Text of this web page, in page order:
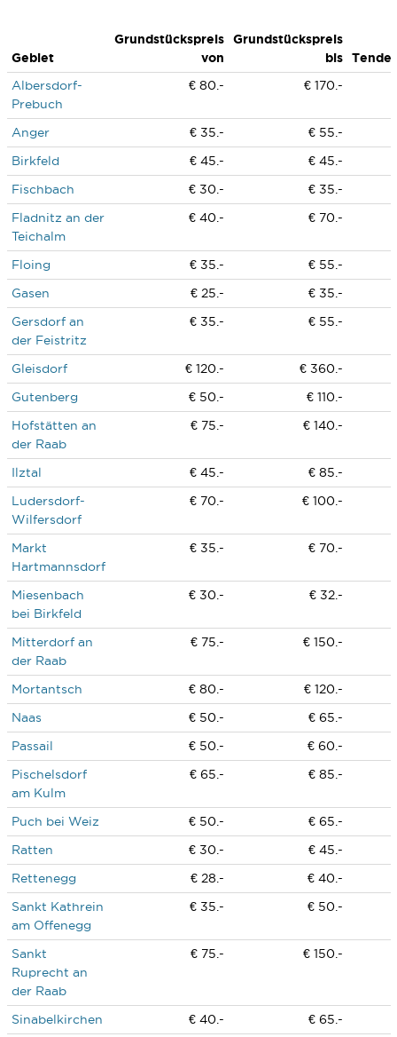
Gebiet
Grundstückspreis
von
Grundstückspreis
bis
Albersdorf-
Prebuch
€ 80.- € 170.-
Anger € 35.-
€ 55.-
Birkfeld
€ 45.-
€ 45.-
Fischbach
€ 30.-
€ 35.-
Fladnitz an der
Teichalm
€ 40.- € 70.-
Floing € 35.-
€ 55.-
Gasen
€ 25.-
€ 35.-
Gersdorf an
der Feistritz
€ 35.- € 55.-
Gleisdorf € 120.-
€ 360.-
Gutenberg
€ 50.-
€ 110.-
Hofstätten an
der Raab
€ 75.- € 140.-
Ilztal € 45.-
€ 85.-
Ludersdorf-
Wilfersdorf
€ 70.- € 100.-
Markt
Hartmannsdorf
€ 35.- € 70.-
Miesenbach
bei Birkfeld
€ 30.- € 32.-
Mitterdorf an
der Raab
€ 75.- € 150.-
Mortantsch € 80.-
€ 120.-
Naas
€ 50.-
€ 65.-
Passail
€ 50.-
€ 60.-
Pischelsdorf
am Kulm
€ 65.- € 85.-
Puch bei Weiz € 50.-
€ 65.-
Ratten
€ 30.-
€ 45.-
Rettenegg
€ 28.-
€ 40.-
Sankt Kathrein
am Offenegg
€ 35.- € 50.-
Sankt
Ruprecht an
der Raab
€ 75.- € 150.-
Sinabelkirchen € 40.- € 65.-